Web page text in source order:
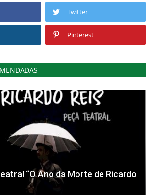
Twitter
Pinterest
“O Ano da Morte de Ricardo